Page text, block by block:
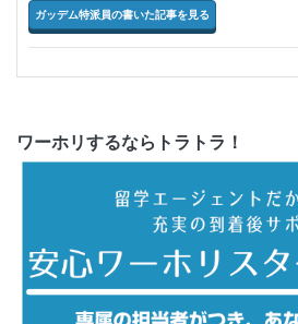
ガッデム特派員の書いた記事を見る
ワーホリするならトラトラ！